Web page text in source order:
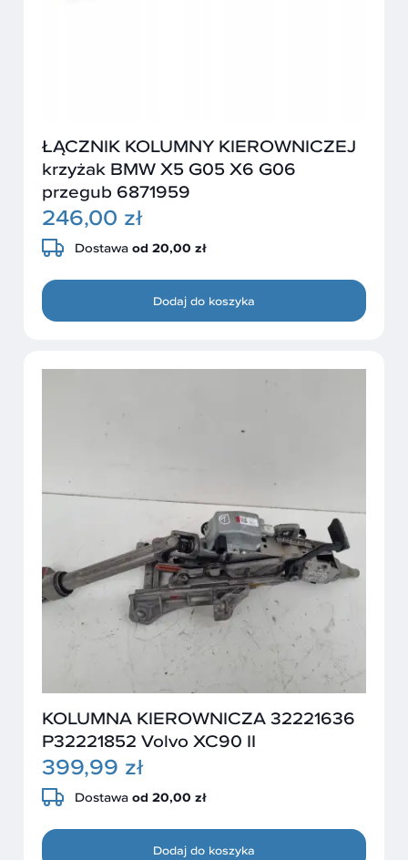
ŁĄCZNIK KOLUMNY KIEROWNICZEJ
krzyżak BMW X5 G05 X6 G06
przegub 6871959
246,00 zł
Dostawa od 20,00 zł
Dodaj do koszyka
KOLUMNA KIEROWNICZA 32221636
P32221852 Volvo XC90 II
399,99 zł
Dostawa od 20,00 zł
Dodaj do koszyka